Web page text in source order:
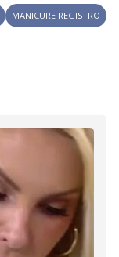
MANICURE REGISTRO